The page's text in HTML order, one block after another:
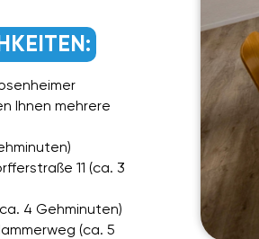
Ihnen mehrere
11 (ca. 3
4 Gehminuten)
(ca. 5